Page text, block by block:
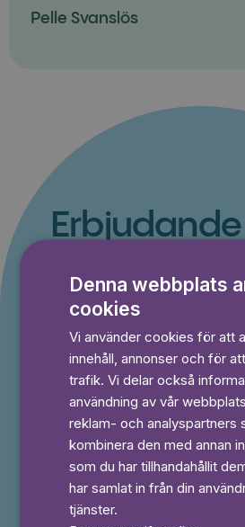
Pelle Svanslös
Du betalar inget under
⭐️ Offer!
Månad
49,50 kr
50% rabatt i 3 månader
Läs och lyssna obegränsat
Ingen bindningstid
Denna webbplats
cookies
Vi använder cookies för att
innehåll, annonser och för
trafik. Vi delar också
användning av vår
reklam- och analyspartners
kombinera den med annan
som du har tillhandahållit
har samlat in från din
tjänster.